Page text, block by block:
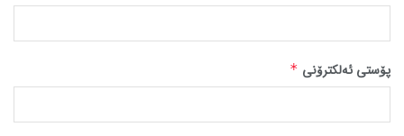
پۆستی ئەلکترۆنی *